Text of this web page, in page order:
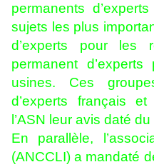
permanents
sujets les plus
d’experts pour les
permanent
usines. Ces
d’experts français
l’ASN leur avis daté
En parallèle,
(ANCCLI) a mandaté